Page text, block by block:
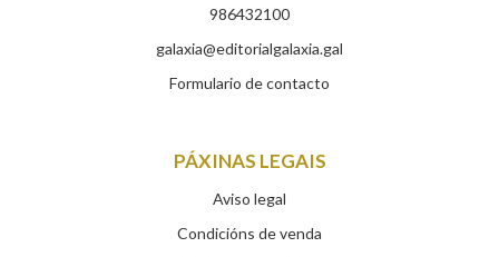
986432100
galaxia@editorialgalaxia.gal
Formulario de contacto
PÁXINAS LEGAIS
Aviso legal
Condicións de venda